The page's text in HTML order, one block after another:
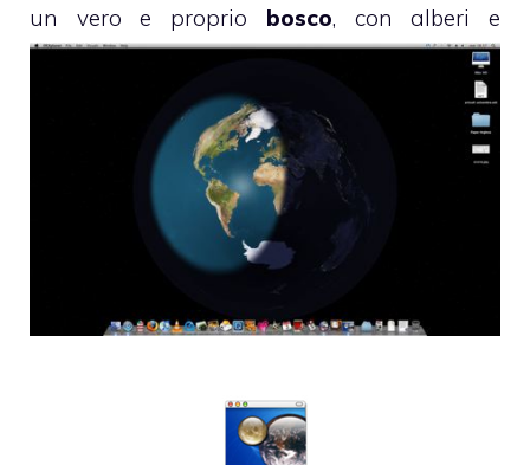
un vero e proprio bosco, con alberi e
vegetazione in continua crescita ed